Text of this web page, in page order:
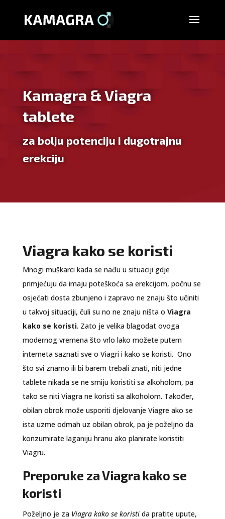
Kamagra & Viagra
tablete
za bolju potenciju i dugotrajnu
erekciju
Viagra kako se koristi
Mnogi muškarci kada se nađu u situaciji gdje
primjećuju da imaju poteškoća sa erekcijom, počnu se
osjećati dosta zbunjeno i zapravo ne znaju što učiniti
u takvoj situaciji, čuli su no ne znaju ništa o Viagra
kako se koristi. Zato je velika blagodat ovoga
modernog vremena što vrlo lako možete putem
interneta saznati sve o Viagri i kako se koristi. Ono
što svi znamo ili bi barem trebali znati, niti jedne
tablete nikada se ne smiju koristiti sa alkoholom, pa
tako se niti Viagra ne koristi sa alkoholom. Također,
obilan obrok može usporiti djelovanje Viagre ako se
ista uzme odmah uz obilan obrok, pa je poželjno da
konzumirate laganiju hranu ako planirate koristiti
Viagru.
Preporuke za Viagra kako se
koristi
Poželjno je za Viagra kako se koristida pratite upute,